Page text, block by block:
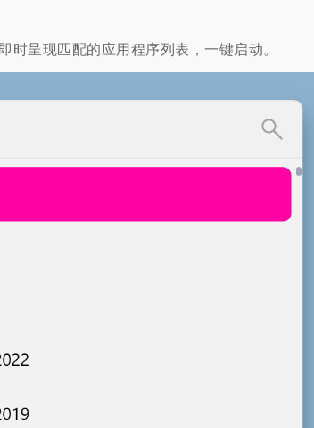
时呈现匹配的应用程序列表，一键启动。